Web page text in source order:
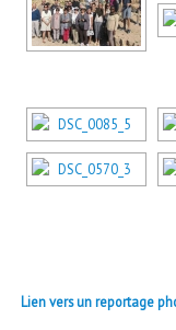
Lien vers un reportage